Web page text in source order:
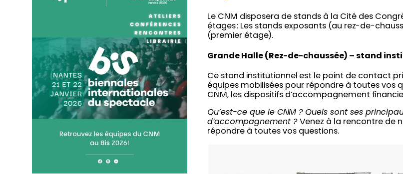
Le CNM disposera de stands à la Cité des
étages : Les stands exposants (au rez-de-
(premier étage).
Grande Halle (Rez-de-chaussée) – stand
Ce stand institutionnel est le point de contact
équipes mobilisées pour répondre à toutes vos
CNM, les dispositifs d’accompagnement
Qu’est-ce que le CNM ? Quels sont ses
d’accompagnement ? Venez à la rencontre de
répondre à toutes vos questions.